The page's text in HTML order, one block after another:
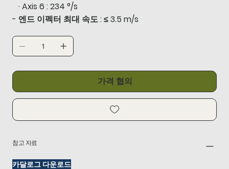
· Axis 6 : 234 °/s
- 엔드 이펙터 최대 속도 : ≤ 3.5 m/s
가격 협의
참고 자료
카달로그 다운로드